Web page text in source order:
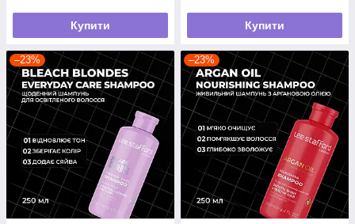
Купити Купити
–23% –23%